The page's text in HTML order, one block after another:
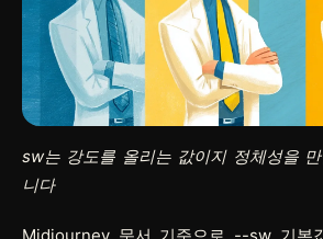
sw는 강도를 올리는 값이지 정체성을
니다